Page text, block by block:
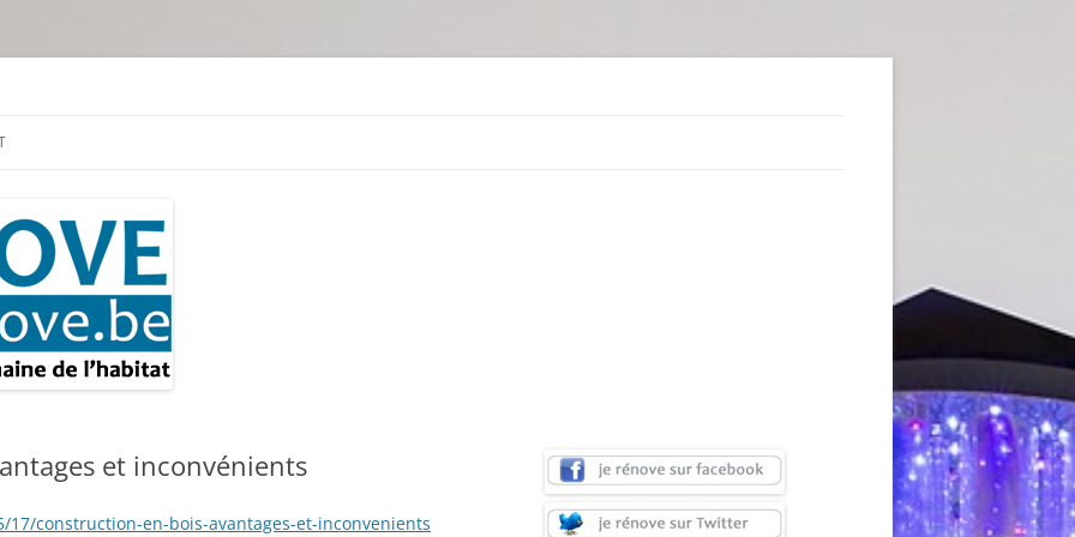
et inconvénients
construction-en-bois-avantages-et-inconvenients